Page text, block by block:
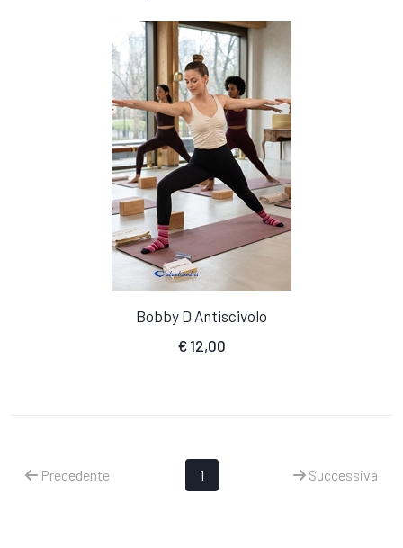
Bobby D Antiscivolo
€12,00
Precedente 1 Successiva